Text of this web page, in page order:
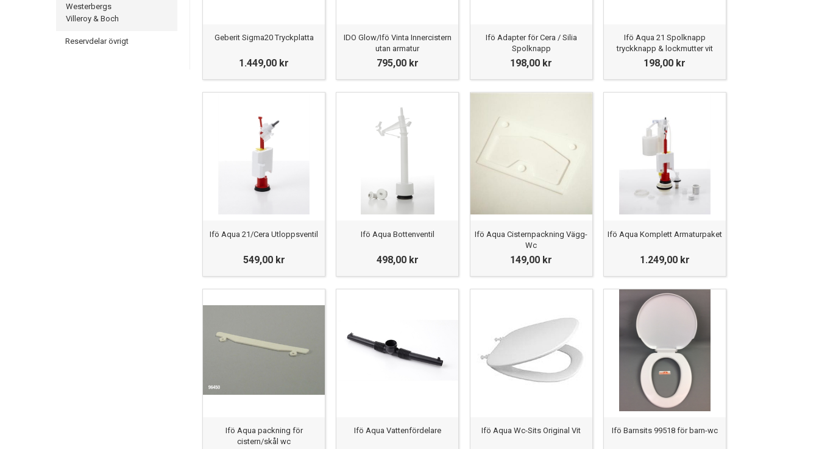
Westerbergs
Villeroy & Boch
Reservdelar övrigt Geberit Sigma20 Tryckplatta
1.449,00 kr
IDO Glow/Ifö Vinta Innercistern
utan armatur
795,00 kr
Ifö Adapter för Cera / Silia
Spolknapp
198,00 kr
Ifö Aqua 21 Spolknapp
tryckknapp & lockmutter vit
198,00 kr
Ifö Aqua 21/Cera Utloppsventil
549,00 kr
Ifö Aqua Bottenventil
498,00 kr
Ifö Aqua Cisternpackning Vägg-
Wc
149,00 kr
Ifö Aqua Komplett Armaturpaket
1.249,00 kr
Ifö Aqua packning för
cistern/skål wc
Ifö Aqua Vattenfördelare Ifö Aqua Wc-Sits Original Vit Ifö Barnsits 99518 för barn-wc